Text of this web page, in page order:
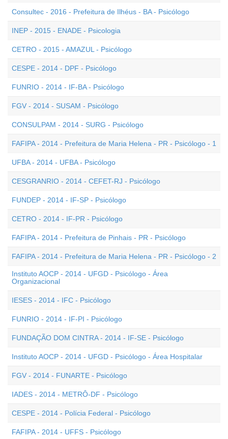
Consultec - 2016 - Prefeitura de Ilhéus - BA - Psicólogo
INEP - 2015 - ENADE - Psicologia
CETRO - 2015 - AMAZUL - Psicólogo
CESPE - 2014 - DPF - Psicólogo
FUNRIO - 2014 - IF-BA - Psicólogo
FGV - 2014 - SUSAM - Psicólogo
CONSULPAM - 2014 - SURG - Psicólogo
FAFIPA - 2014 - Prefeitura de Maria Helena - PR - Psicólogo - 1
UFBA - 2014 - UFBA - Psicólogo
CESGRANRIO - 2014 - CEFET-RJ - Psicólogo
FUNDEP - 2014 - IF-SP - Psicólogo
CETRO - 2014 - IF-PR - Psicólogo
FAFIPA - 2014 - Prefeitura de Pinhais - PR - Psicólogo
FAFIPA - 2014 - Prefeitura de Maria Helena - PR - Psicólogo - 2
Instituto AOCP - 2014 - UFGD - Psicólogo - Área
Organizacional
IESES - 2014 - IFC - Psicólogo
FUNRIO - 2014 - IF-PI - Psicólogo
FUNDAÇÃO DOM CINTRA - 2014 - IF-SE - Psicólogo
Instituto AOCP - 2014 - UFGD - Psicólogo - Área Hospitalar
FGV - 2014 - FUNARTE - Psicólogo
IADES - 2014 - METRÔ-DF - Psicólogo
CESPE - 2014 - Polícia Federal - Psicólogo
FAFIPA - 2014 - UFFS - Psicólogo